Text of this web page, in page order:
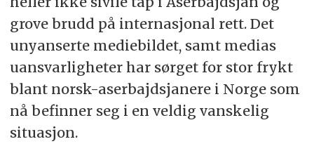
grove brudd på internasjonal rett. Det
unyanserte mediebildet, samt medias
uansvarligheter har sørget for stor frykt
blant norsk-aserbajdsjanere i Norge som
nå befinner seg i en veldig vanskelig
situasjon.